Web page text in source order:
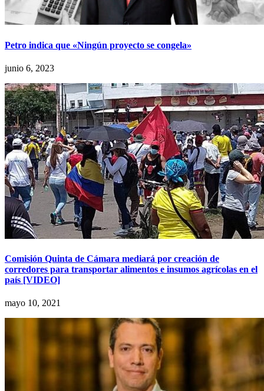
Petro indica que «Ningún proyecto se congela»
junio 6, 2023
Comisión Quinta de Cámara mediará por creación de
corredores para transportar alimentos e insumos agrícolas en el
país [VIDEO]
mayo 10, 2021